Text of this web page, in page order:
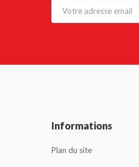
Informations
Plan du site